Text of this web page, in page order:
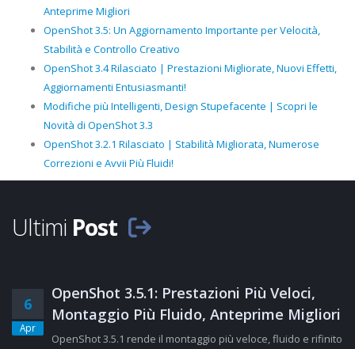
Anteprime Migliori
OpenShot 3.5: Un Aggiornamento Importante per Velocità,
Stabilità e Controllo Creativo
OpenShot 3.4 Rilasciato | Prestazioni Migliorate, Nuovi Effetti,
Aggiornamenti Entusiasmanti!
Modifiche più Intelligenti, Design Stupefacente | Scopri le
Novità di OpenShot 3.3
OpenShot 3.2.1 Rilasciato | Stabilità Migliorata, Numerose
Correzioni e Avvii Più Fluidi!
Ultimi Post
6
Apr
OpenShot 3.5.1: Prestazioni Più Veloci,
Montaggio Più Fluido, Anteprime Migliori
OpenShot 3.5.1 rende il montaggio più veloce, fluido e rifinito